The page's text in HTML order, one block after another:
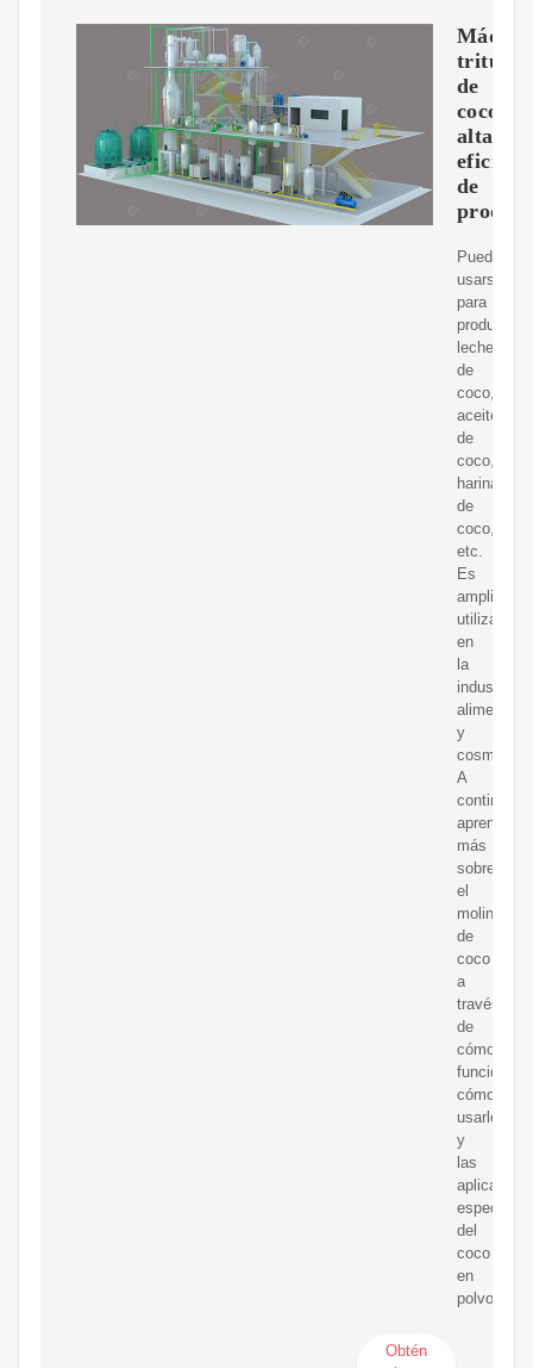
de
coco:
alta
de
Puede
usarse
para
producir
leche
de
coco,
aceite
de
coco,
harina
de
coco,
etc.
Es
utilizado
en
la
industria
alimentaria
y
cosmética.
A
más
sobre
el
molinillo
de
coco
a
través
de
cómo
funciona,
cómo
usarlo
y
las
del
coco
en
polvo.
Obtén